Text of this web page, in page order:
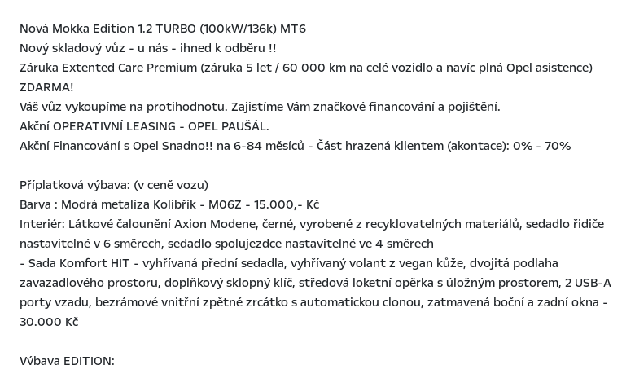
Nová Mokka Edition 1.2 TURBO (100kW/136k) MT6
Nový skladový vůz - u nás - ihned k odběru !!
Záruka Extented Care Premium (záruka 5 let / 60 000 km na celé vozidlo a navíc plná Opel asistence)
ZDARMA!
Váš vůz vykoupíme na protihodnotu. Zajistíme Vám značkové financování a pojištění.
Akční OPERATIVNÍ LEASING - OPEL PAUŠÁL.
Akční Financování s Opel Snadno!! na 6-84 měsíců - Část hrazená klientem (akontace): 0% - 70%
Příplatková výbava: (v ceně vozu)
Barva : Modrá metalíza Kolibřík - M06Z - 15.000,- Kč
Interiér: Látkové čalounění Axion Modene, černé, vyrobené z recyklovatelných materiálů, sedadlo řidiče
nastavitelné v 6 směrech, sedadlo spolujezdce nastavitelné ve 4 směrech
- Sada Komfort HIT - vyhřívaná přední sedadla, vyhřívaný volant z vegan kůže, dvojitá podlaha
zavazadlového prostoru, doplňkový sklopný klíč, středová loketní opěrka s úložným prostorem, 2 USB-A
porty vzadu, bezrámové vnitřní zpětné zrcátko s automatickou clonou, zatmavená boční a zadní okna -
30.000 Kč
Výbava EDITION: